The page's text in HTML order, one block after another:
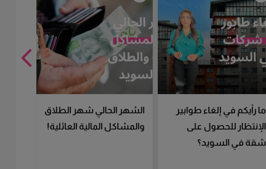
ما رأيكم في إلغاء طوابير
الإنتظار للحصول على
شقة في السويد؟
الشهر الحالي شهر الطلاق
والمشاكل المالية العائلية!